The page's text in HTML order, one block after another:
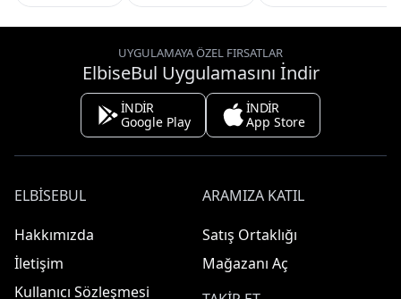
UYGULAMAYA ÖZEL FIRSATLAR
ElbiseBul Uygulamasını İndir
İNDİR
Google Play
İNDİR
App Store
ELBISEBUL
Hakkımızda
İletişim
Kullanıcı Sözleşmesi
ARAMIZA KATIL
Satış Ortaklığı
Mağazanı Aç